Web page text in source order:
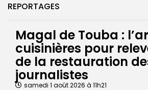
REPORTAGES
Magal de Touba :
cuisinières pour
de la restauration
journalistes
samedi 1 août 2026 à 11h21